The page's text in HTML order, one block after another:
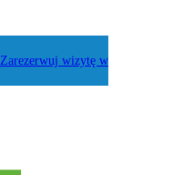
Zarezerwuj wizytę w